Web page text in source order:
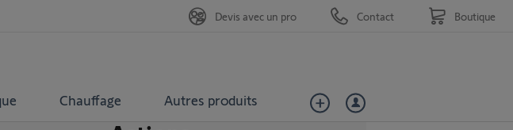
Chauffage Autres produits
Devis avec un pro Contact Boutique